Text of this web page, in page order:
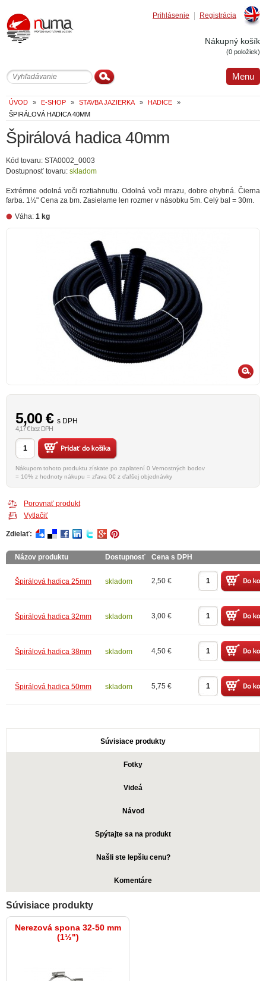
Registrácia
Prihlásenie
Nákupný košík
(0 položiek)
Menu
ÚVOD » E-SHOP » STAVBA JAZIERKA » HADICE
»
ŠPIRÁLOVÁ HADICA 40MM
Špirálová hadica 40mm
Kód tovaru: STA0002_0003
Dostupnosť tovaru: skladom
Extrémne odolná voči roztiahnutiu. Odolná voči mrazu, dobre ohybná. Čierna
farba. 1½" Cena za bm. Zasielame len rozmer v násobku 5m. Celý bal = 30m.
Váha: 1 kg
5,00 € s DPH
4,17 € bez DPH
Nákupom tohoto produktu získate po zaplatení 0 Vernostných bodov
= 10% z hodnoty nákupu = zľava 0€ z ďaľšej objednávky
Porovnať produkt
Vytlačiť
Zdielať:
Názov produktu Dostupnosť Cena s DPH
Špirálová hadica 25mm skladom 2,50 €
Špirálová hadica 32mm skladom 3,00 €
Špirálová hadica 38mm skladom 4,50 €
Špirálová hadica 50mm skladom 5,75 €
Súvisiace produkty
Fotky
Videá
Návod
Spýtajte sa na produkt
Našli ste lepšiu cenu?
Komentáre
Súvisiace produkty
Nerezová spona 32-50 mm
(1½")